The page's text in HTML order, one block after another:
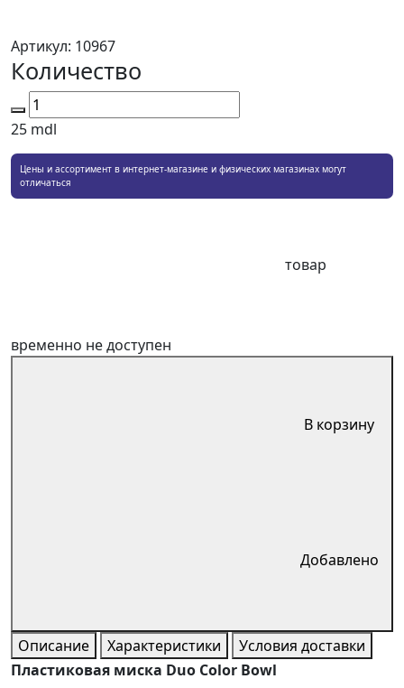
Артикул: 10967
Количество
25 mdl
Цены и ассортимент в интернет-магазине и физических магазинах могут
отличаться
товар
временно не доступен
В корзину
Добавлено
Описание Характеристики
Условия доставки
Пластиковая миска Duo Color Bowl